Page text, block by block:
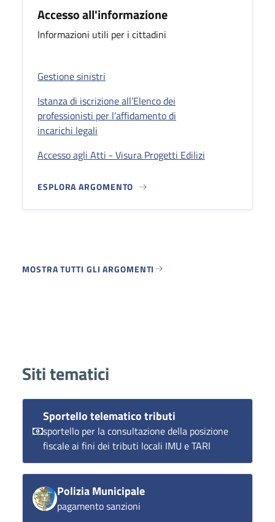
Accesso all'informazione
Informazioni utili per i cittadini
Gestione sinistri
Istanza di iscrizione all’Elenco dei
professionisti per l’affidamento di
incarichi legali
Accesso agli Atti - Visura Progetti Edilizi
ESPLORA ARGOMENTO
MOSTRA TUTTI GLI ARGOMENTI
Siti tematici
Sportello telematico tributi
sportello per la consultazione della posizione
fiscale ai fini dei tributi locali IMU e TARI
Polizia Municipale
pagamento sanzioni